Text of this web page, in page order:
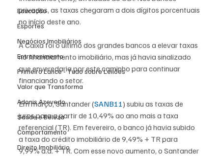
Educação
Esportes
Negócios Imobiliários
Entretenimento
Primeiro Lance - Tudo sobre Leilões
Valor que Transforma
Adonis Azevedo
Saúde e Beleza
Comportamento
Direito Imobiliário
privados, as taxas chegaram a dois dígitos porcentuais
no início deste ano.
A Caixa foi o último dos grandes bancos a elevar taxas
no financiamento imobiliário, mas já havia sinalizado
que enveredaria por este caminho para continuar
financiando o setor.
Em março, Santander (SANB11) subiu as taxas de
juros para a partir de 10,49% ao ano mais a taxa
referencial (TR). Em fevereiro, o banco já havia subido
a taxa do crédito imobiliário de 9,49% + TR para
9,99% a.a. + TR. Com esse novo aumento, o Santander